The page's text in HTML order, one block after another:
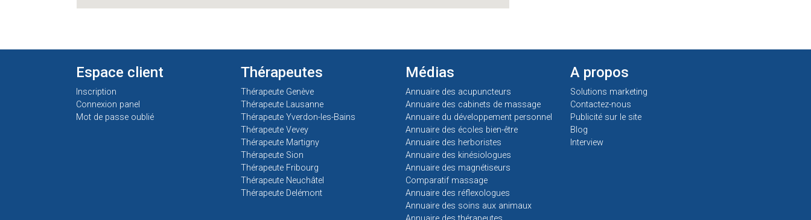
Espace client
Inscription
Connexion panel
Mot de passe oublié
Thérapeutes
Thérapeute Genève
Thérapeute Lausanne
Thérapeute Yverdon-les-Bains
Thérapeute Vevey
Thérapeute Martigny
Thérapeute Sion
Thérapeute Fribourg
Thérapeute Neuchâtel
Thérapeute Delémont
Médias
Annuaire des acupuncteurs
Annuaire des cabinets de massage
Annuaire du développement personnel
Annuaire des écoles bien-être
Annuaire des herboristes
Annuaire des kinésiologues
Annuaire des magnétiseurs
Comparatif massage
Annuaire des réflexologues
Annuaire des soins aux animaux
A propos
Solutions marketing
Contactez-nous
Publicité sur le site
Blog
Interview